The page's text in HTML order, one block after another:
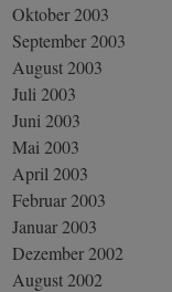
Oktober 2003
September 2003
August 2003
Juli 2003
Juni 2003
Mai 2003
April 2003
Februar 2003
Januar 2003
Dezember 2002
August 2002